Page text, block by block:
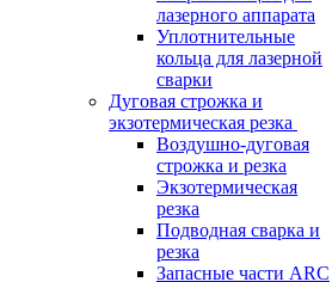
лазерного аппарата
Уплотнительные
кольца для лазерной
сварки
Дуговая строжка и
экзотермическая резка
Воздушно-дуговая
строжка и резка
Экзотермическая
резка
Подводная сварка и
резка
Запасные части ARC